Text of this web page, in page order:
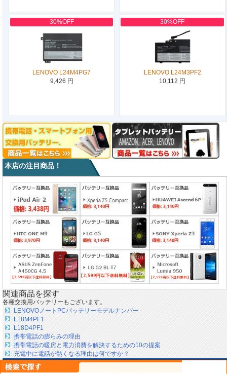
30%OFF
LENOVO L24M4PG7
9,426 円
30%OFF
LENOVO L24M3PF2
10,112 円
本店の注目商品！
関連商品を探す
各種交換用バッテリーもございます。
LENOVOノートPCバッテリーモデルナンバー
L18M4PF1
L18D4PF1
携帯電話の膨らみの理由
携帯電話の暖房と電力消費を解決するための10の提案
充電中に電話が熱くなる理由は何ですか？